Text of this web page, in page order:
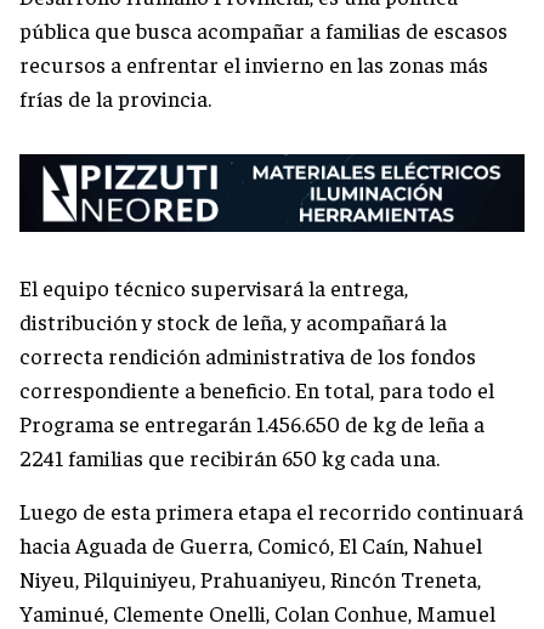
pública que busca acompañar a familias de escasos
recursos a enfrentar el invierno en las zonas más
frías de la provincia.
El equipo técnico supervisará la entrega,
distribución y stock de leña, y acompañará la
correcta rendición administrativa de los fondos
correspondiente a beneficio. En total, para todo el
Programa se entregarán 1.456.650 de kg de leña a
2241 familias que recibirán 650 kg cada una.
Luego de esta primera etapa el recorrido continuará
hacia Aguada de Guerra, Comicó, El Caín, Nahuel
Niyeu, Pilquiniyeu, Prahuaniyeu, Rincón Treneta,
Yaminué, Clemente Onelli, Colan Conhue, Mamuel